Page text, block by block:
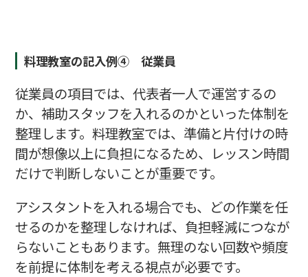
料理教室の記入例④ 従業員
従業員の項目では、代表者一人で運営するの
か、補助スタッフを入れるのかといった体制を
整理します。料理教室では、準備と片付けの時
間が想像以上に負担になるため、レッスン時間
だけで判断しないことが重要です。
アシスタントを入れる場合でも、どの作業を任
せるのかを整理しなければ、負担軽減につなが
らないこともあります。無理のない回数や頻度
を前提に体制を考える視点が必要です。